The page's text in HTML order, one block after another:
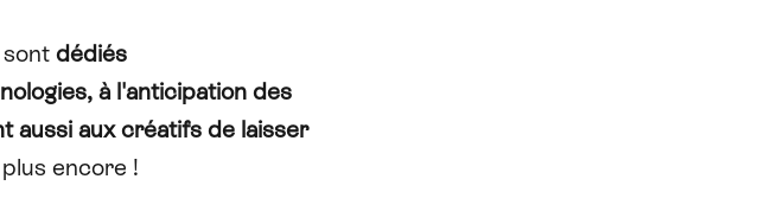
dédiés
à l'anticipation des
aussi aux créatifs de laisser
encore !